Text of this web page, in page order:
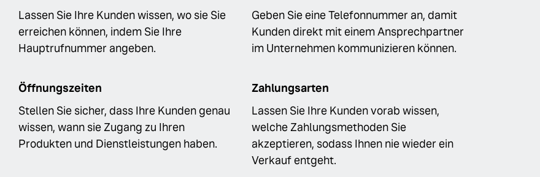
Lassen Sie Ihre Kunden wissen, wo sie Sie
erreichen können, indem Sie Ihre
Hauptrufnummer angeben.
Geben Sie eine Telefonnummer an, damit
Kunden direkt mit einem Ansprechpartner
im Unternehmen kommunizieren können.
Öffnungszeiten
Stellen Sie sicher, dass Ihre Kunden genau
wissen, wann sie Zugang zu Ihren
Produkten und Dienstleistungen haben.
Zahlungsarten
Lassen Sie Ihre Kunden vorab wissen,
welche Zahlungsmethoden Sie
akzeptieren, sodass Ihnen nie wieder ein
Verkauf entgeht.